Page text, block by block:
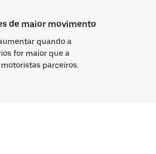
de maior movimento
quando a
for maior que a
parceiros.